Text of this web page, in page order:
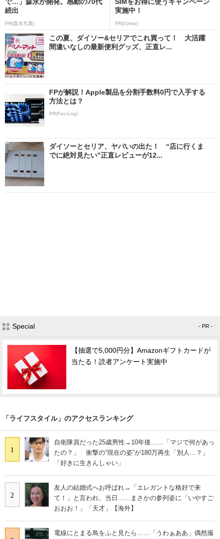
続出
PR(森永乳業)
実施中！
PR(IIJmio)
この夏、ダイソー&セリアでこれ買って！ 大活躍
間違いなしの最新便利グッズ、正直レ...
FPが解説！Apple製品を分割手数料0円で入手する
方法とは？
PR(Fav-Log)
ダイソーとセリア、ヤバいの出た！ “店に行くま
でに絶対見たい”正直レビューが12...
Special - PR -
【抽選で5,000円分】Amazonギフトカードが
当たる！読者アンケート実施中
「ライフスタイル」のアクセスランキング
1
自衛隊員だった25歳男性→10年後……「マジで何があっ
たの？」 衝撃の“現在の姿”が180万再生「別人…？」
「好きに生きんしゃい」
2
友人の結婚式へお呼ばれ→「エレガントな格好で来
て！」と言われ、当日……まさかの参列姿に「いやすご
おおお！」「天才」【海外】
電線にとまる鳥をふと見たら……「うわぁああ」偶然撮